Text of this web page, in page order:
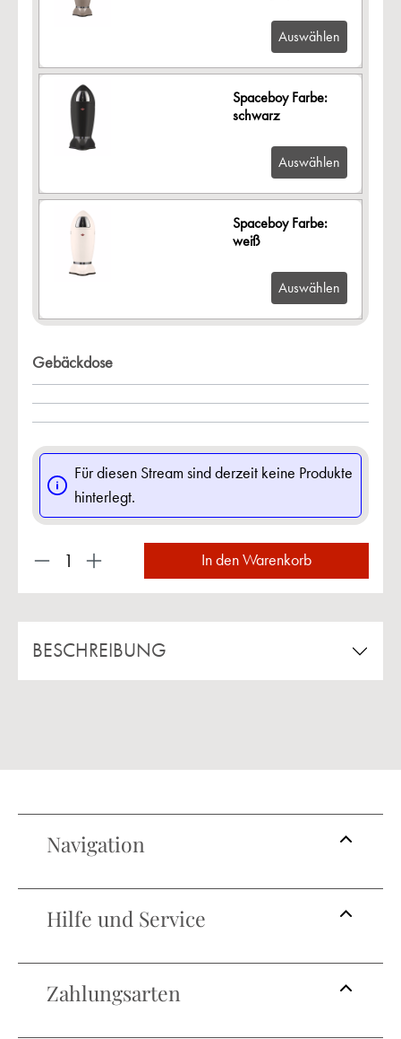
Auswählen
Spaceboy Farbe:
schwarz
Auswählen
Spaceboy Farbe:
weiß
Auswählen
Gebäckdose
Für diesen Stream sind derzeit keine Produkte
hinterlegt.
Produkt Anzahl: Gib den gewünschten Wert
In den Warenkorb
BESCHREIBUNG
Navigation
Hilfe und Service
Zahlungsarten